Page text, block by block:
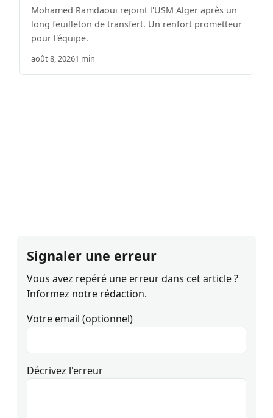
Mohamed Ramdaoui rejoint l'USM Alger après un
long feuilleton de transfert. Un renfort prometteur
pour l'équipe.
août 8, 20261 min
Signaler une erreur
Vous avez repéré une erreur dans cet article ?
Informez notre rédaction.
Votre email (optionnel)
Décrivez l'erreur